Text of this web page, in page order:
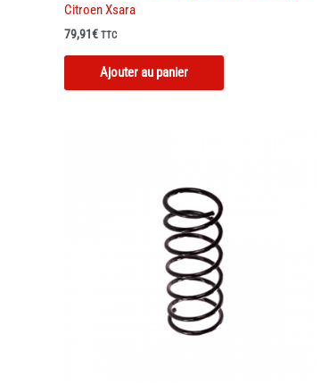
Citroen Xsara
79,91€ TTC
Ajouter au panier